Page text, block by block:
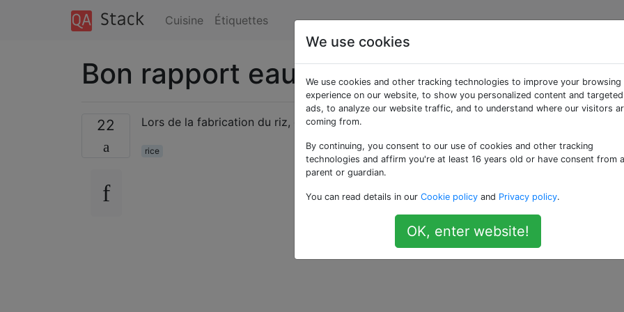
Cuisine Étiquettes
Bon rapport eau / riz
22 Lors de la fabrication du riz, quel est le bon ratio d'eau que je devrais utiliser?
rice
We use cookies
We use cookies and other tracking technologies to improve your browsing
experience on our website, to show you personalized content and targeted
ads, to analyze our website traffic, and to understand where our visitors
coming from.
By continuing, you consent to our use of cookies and other tracking
technologies and affirm you're at least 16 years old or have consent from a
parent or guardian.
You can read details in our Cookie policy and Privacy policy.
OK, enter website!